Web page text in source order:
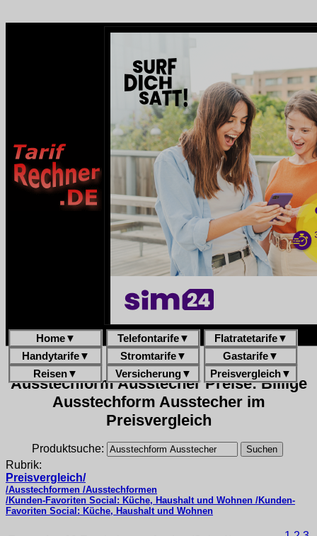
Home▼ Telefontarife▼ Flatratetarife▼
Handytarife▼ Stromtarife▼ Gastarife▼
Reisen▼ Versicherung▼ Preisvergleich▼
Ausstechform Ausstecher Preise: Billige
Ausstechform Ausstecher im
Preisvergleich
Produktsuche:
Rubrik:
Preisvergleich/
/Ausstechformen /Ausstechformen
/Kunden-Favoriten Social: Küche, Haushalt und Wohnen /Kunden-
Favoriten Social: Küche, Haushalt und Wohnen